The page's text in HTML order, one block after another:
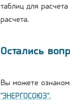
таблиц для
расчета.
Остались
Вы можете
"ЭНЕРГОСОЮЗ".